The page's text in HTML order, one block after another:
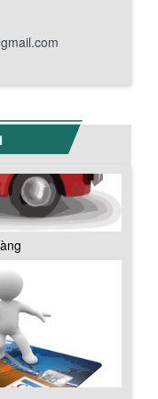
độ của nguyên...
khô 500kg được thiết kế
ngang, với cánh trộn bột
KHÔ 200KG
200kg được gia công
ty Á Âu. Máy dùng
khô trong các ngành...
NGHIỆP NÊN CHỌN MÁY
SƠN Á ÂU?
do doanh nghiệp nên
màu sơn Á Âu: hiệu